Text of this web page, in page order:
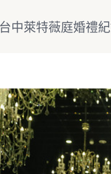
中萊特薇庭婚禮